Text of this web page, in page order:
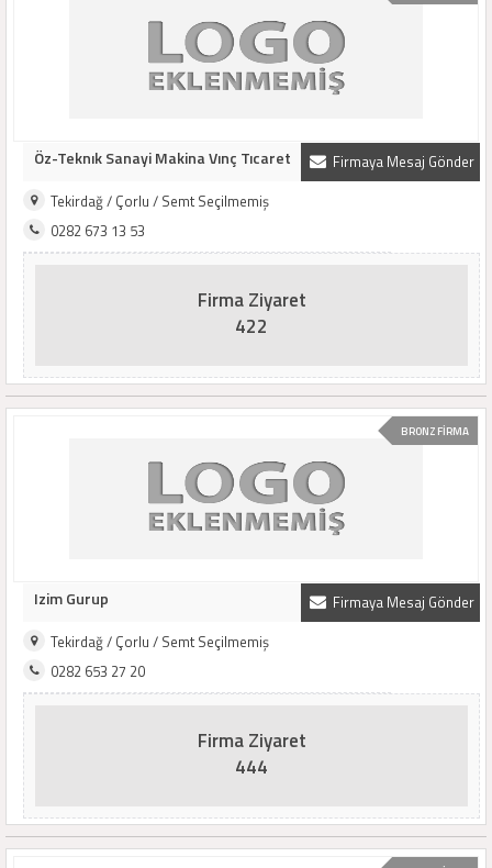
Firmaya Mesaj Gönder
Öz-Teknık Sanayi Makina Vınç Tıcaret
Tekirdağ / Çorlu / Semt Seçilmemiş
0282 673 13 53
Firma Ziyaret
422
BRONZ FİRMA
Firmaya Mesaj Gönder
Izim Gurup
Tekirdağ / Çorlu / Semt Seçilmemiş
0282 653 27 20
Firma Ziyaret
444